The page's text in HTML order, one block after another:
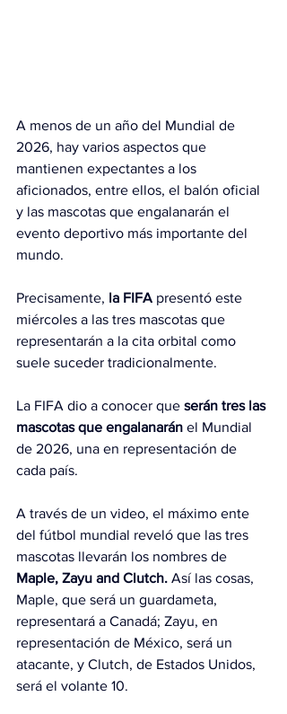
A menos de un año del Mundial de
2026, hay varios aspectos que
mantienen expectantes a los
aficionados, entre ellos, el balón oficial
y las mascotas que engalanarán el
evento deportivo más importante del
mundo.
Precisamente, la FIFA presentó este
miércoles a las tres mascotas que
representarán a la cita orbital como
suele suceder tradicionalmente.
La FIFA dio a conocer que serán tres las
mascotas que engalanarán el Mundial
de 2026, una en representación de
cada país.
A través de un video, el máximo ente
del fútbol mundial reveló que las tres
mascotas llevarán los nombres de
Maple, Zayu and Clutch. Así las cosas,
Maple, que será un guardameta,
representará a Canadá; Zayu, en
representación de México, será un
atacante, y Clutch, de Estados Unidos,
será el volante 10.